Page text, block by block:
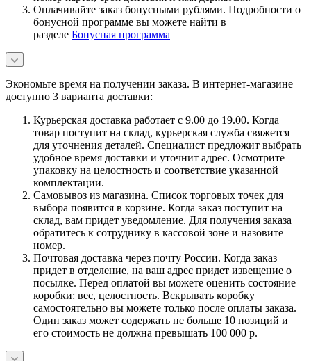
Оплачивайте заказ бонусными рублями. Подробности о
бонусной программе вы можете найти в
разделе Бонусная программа
Экономьте время на получении заказа. В интернет-магазине
доступно 3 варианта доставки:
Курьерская доставка работает с 9.00 до 19.00. Когда
товар поступит на склад, курьерская служба свяжется
для уточнения деталей. Специалист предложит выбрать
удобное время доставки и уточнит адрес. Осмотрите
упаковку на целостность и соответствие указанной
комплектации.
Самовывоз из магазина. Список торговых точек для
выбора появится в корзине. Когда заказ поступит на
склад, вам придет уведомление. Для получения заказа
обратитесь к сотруднику в кассовой зоне и назовите
номер.
Почтовая доставка через почту России. Когда заказ
придет в отделение, на ваш адрес придет извещение о
посылке. Перед оплатой вы можете оценить состояние
коробки: вес, целостность. Вскрывать коробку
самостоятельно вы можете только после оплаты заказа.
Один заказ может содержать не больше 10 позиций и
его стоимость не должна превышать 100 000 р.